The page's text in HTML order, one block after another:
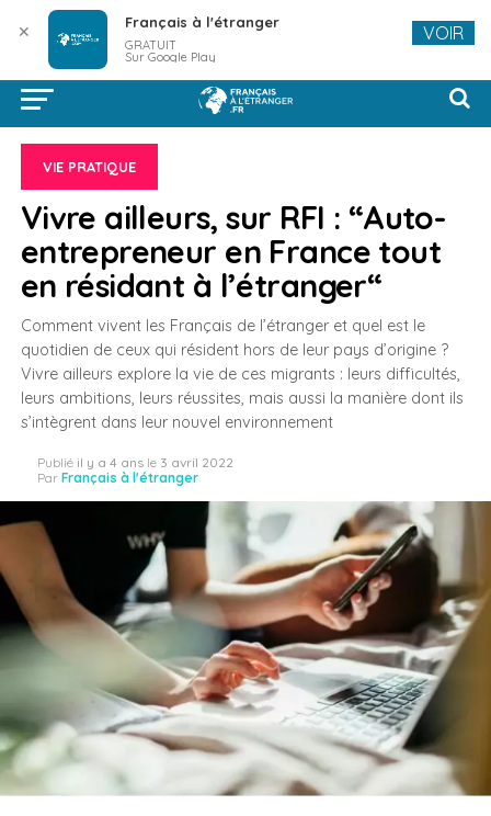
VIE PRATIQUE
Vivre ailleurs, sur RFI : “Auto-
entrepreneur en France tout
en résidant à l’étranger“
Comment vivent les Français de l’étranger et quel est le
quotidien de ceux qui résident hors de leur pays d’origine ?
Vivre ailleurs explore la vie de ces migrants : leurs difficultés,
leurs ambitions, leurs réussites, mais aussi la manière dont ils
s’intègrent dans leur nouvel environnement
Publié il y a 4 ans le 3 avril 2022
Par Français à l'étranger
✕ Français à l'étranger
GRATUIT
Sur Google Play
VOIR